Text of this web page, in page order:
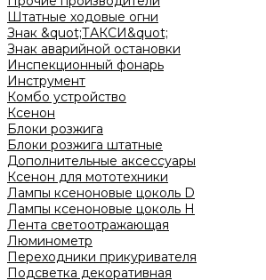
Штатные ходовые огни
Знак &quot;ТАКСИ&quot;
Знак аварийной остановки
Инспекционный фонарь
Инструмент
Комбо устройство
Ксенон
Блоки розжига
Блоки розжига штатные
Дополнительные аксессуары
Ксенон для мототехники
Лампы ксеноновые цоколь D
Лампы ксеноновые цоколь H
Лента светоотражающая
Люминометр
Переходники прикуривателя
Подсветка декоративная